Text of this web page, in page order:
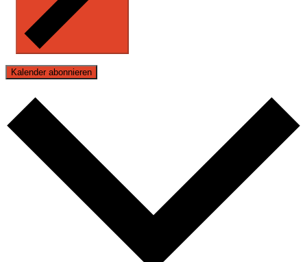
Kalender abonnieren